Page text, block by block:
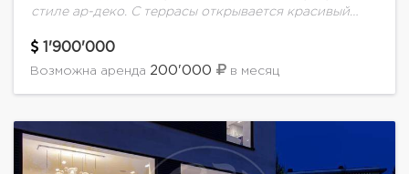
стиле ар-деко. С террасы открывается красивый
Планировка: 1 этаж - холл, кухня,...
1'900'000
Возможна аренда 200'000 в месяц